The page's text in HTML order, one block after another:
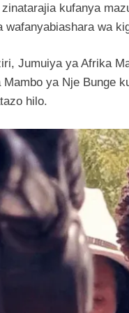
kufanya
wafanyabiashara wa
Jumuiya ya Afrika
ya Nje Bunge
hilo.